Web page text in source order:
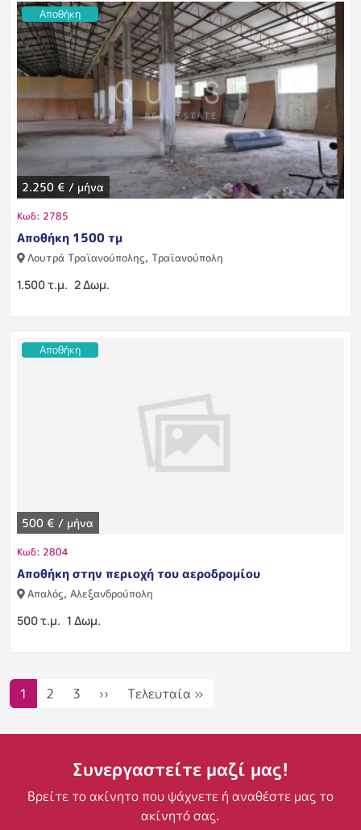
Αποθήκη
2.250 € / μήνα
Κωδ: 2785
Αποθήκη 1500 τμ
Λουτρά Τραϊανούπολης, Τραϊανούπολη
1.500 τ.μ. 2 Δωμ.
Αποθήκη
500 € / μήνα
Κωδ: 2804
Αποθήκη στην περιοχή του αεροδρομίου
Απαλός, Αλεξανδρούπολη
500 τ.μ. 1 Δωμ.
Σελιδοποίηση
1 2 3 ›› Next page
Τελευταία »
Συνεργαστείτε μαζί μας!
Βρείτε το ακίνητο που ψάχνετε ή αναθέστε μας το
ακίνητό σας.